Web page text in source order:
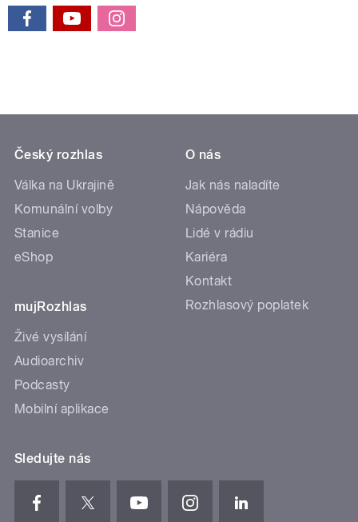
Český rozhlas
Válka na Ukrajině
Komunální volby
Stanice
eShop
mujRozhlas
Živé vysílání
Audioarchiv
Podcasty
Mobilní aplikace
O nás
Jak nás naladíte
Nápověda
Lidé v rádiu
Kariéra
Kontakt
Rozhlasový poplatek
Sledujte nás